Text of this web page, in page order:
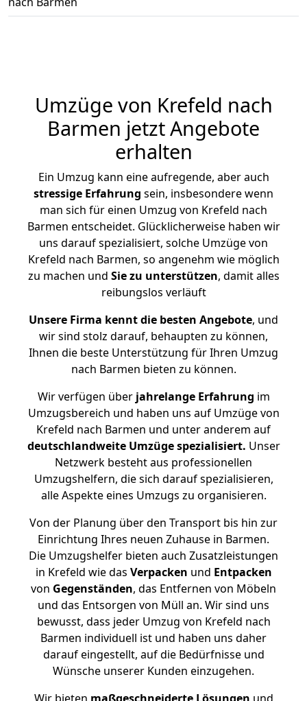
Umzüge von Krefeld nach
Barmen jetzt Angebote
erhalten
Ein Umzug kann eine aufregende, aber auch
stressige Erfahrung sein, insbesondere wenn
man sich für einen Umzug von Krefeld nach
Barmen entscheidet. Glücklicherweise haben wir
uns darauf spezialisiert, solche Umzüge von
Krefeld nach Barmen, so angenehm wie möglich
zu machen und Sie zu unterstützen, damit alles
reibungslos verläuft
Unsere Firma kennt die besten Angebote, und
wir sind stolz darauf, behaupten zu können,
Ihnen die beste Unterstützung für Ihren Umzug
nach Barmen bieten zu können.
Wir verfügen überjahrelange Erfahrung im
Umzugsbereich und haben uns auf Umzüge von
Krefeld nach Barmen und unter anderem auf
deutschlandweite Umzüge spezialisiert. Unser
Netzwerk besteht aus professionellen
Umzugshelfern, die sich darauf spezialisieren,
alle Aspekte eines Umzugs zu organisieren.
Von der Planung über den Transport bis hin zur
Einrichtung Ihres neuen Zuhause in Barmen.
Die Umzugshelfer bieten auch Zusatzleistungen
in Krefeld wie das Verpacken und Entpacken
von Gegenständen, das Entfernen von Möbeln
und das Entsorgen von Müll an. Wir sind uns
bewusst, dass jeder Umzug von Krefeld nach
Barmen individuell ist und haben uns daher
darauf eingestellt, auf die Bedürfnisse und
Wünsche unserer Kunden einzugehen.